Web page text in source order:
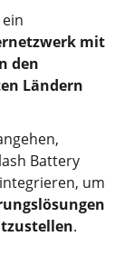
mit
den
Ländern
Battery
um
.